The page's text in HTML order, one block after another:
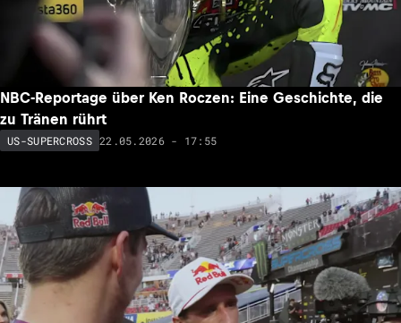
NBC-Reportage über Ken Roczen: Eine Geschichte, die
zu Tränen rührt
US-SUPERCROSS 22.05.2026 - 17:55